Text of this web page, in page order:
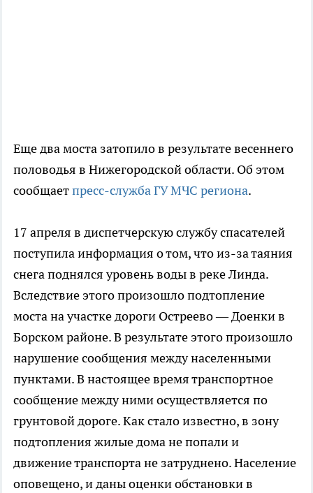
Еще два моста затопило в результате весеннего
половодья в Нижегородской области. Об этом
сообщаетпресс-служба ГУ МЧС региона.
17 апреля в диспетчерскую службу спасателей
поступила информация о том, что из-за таяния
снега поднялся уровень воды в реке Линда.
Вследствие этого произошло подтопление
моста на участке дороги Остреево — Доенки в
Борском районе. В результате этого произошло
нарушение сообщения между населенными
пунктами. В настоящее время транспортное
сообщение между ними осуществляется по
грунтовой дороге. Как стало известно, в зону
подтопления жилые дома не попали и
движение транспорта не затруднено. Население
оповещено, и даны оценки обстановки в